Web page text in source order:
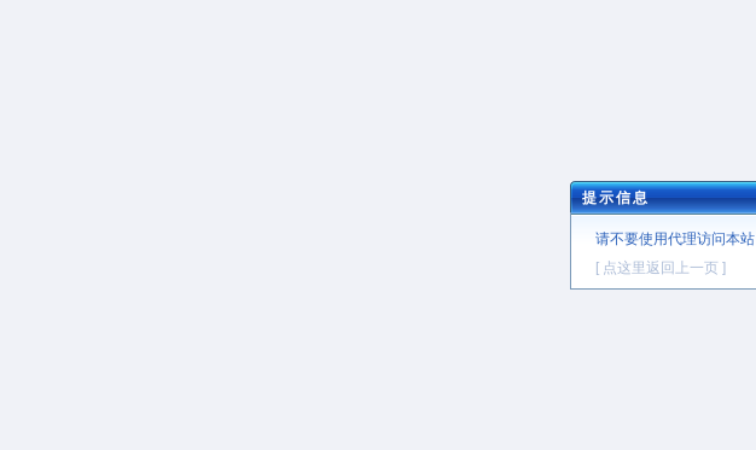
提示信息
请不要使用代理访问本站
[ 点这里返回上一页 ]